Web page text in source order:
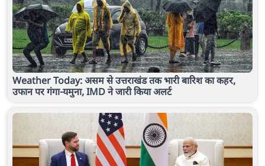
Weather Today: असम से उत्तराखंड तक भारी बारिश का कहर,
उफान पर गंगा-यमुना, IMD ने जारी किया अलर्ट